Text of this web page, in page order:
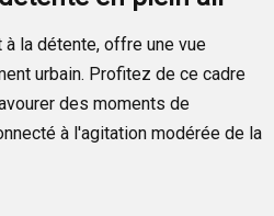
la détente, offre une vue
urbain. Profitez de ce cadre
des moments de
à l'agitation modérée de la